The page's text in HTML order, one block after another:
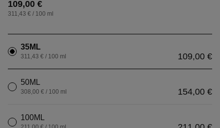
109,00 €
311,43 € / 100 ml
35ML
109,00 €
311,43 € / 100 ml
50ML
154,00 €
308,00 € / 100 ml
100ML